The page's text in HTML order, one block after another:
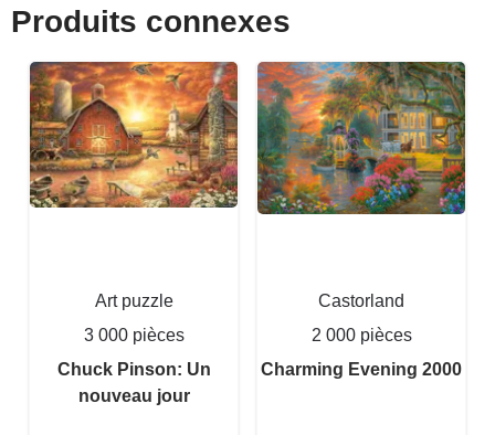
Produits connexes
Art puzzle
3 000 pièces
Chuck Pinson: Un
nouveau jour
Castorland
2 000 pièces
Charming Evening 2000